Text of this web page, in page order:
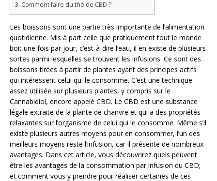
Comment faire du thé de CBD ?
Les boissons sont une partie très importante de l’alimentation
quotidienne. Mis à part celle que pratiquement tout le monde
boit une fois par jour, c’est-à-dire l’eau, il en existe de plusieurs
sortes parmi lesquelles se trouvent les infusions. Ce sont des
boissons tirées à partir de plantes ayant des principes actifs
qui intéressent celui qui le consomme. C’est une technique
assez utilisée sur plusieurs plantes, y compris sur le
Cannabidiol, encore appelé CBD. Le CBD est une substance
légale extraite de la plante de chanvre et qui a des propriétés
relaxantes sur l’organisme de celui qui le consomme. Même s’il
existe plusieurs autres moyens pour en consommer, l’un des
meilleurs moyens reste l’infusion, car il présente de nombreux
avantages. Dans cet article, vous découvrirez quels peuvent
être les avantages de la consommation par infusion du CBD;
et comment vous y prendre pour réaliser certaines de ces